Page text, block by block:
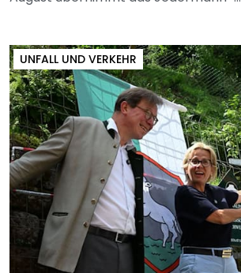
UNFALL UND VERKEHR